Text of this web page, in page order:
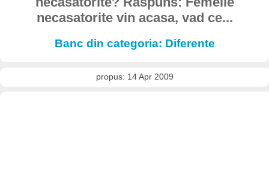
necasatorite vin acasa, vad ce...
Banc din categoria: Diferente
propus: 14 Apr 2009